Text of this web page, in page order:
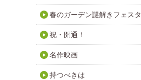
春のガーデン謎解きフェスタ
祝・開通！
名作映画
持つべきは